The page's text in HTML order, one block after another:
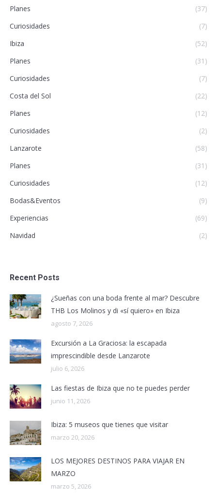
Planes
(37)
Curiosidades
(7)
Ibiza
(52)
Planes
(31)
Curiosidades
(7)
Costa del Sol
(22)
Planes
(12)
Curiosidades
(2)
Lanzarote
(58)
Planes
(31)
Curiosidades
(12)
Bodas&Eventos
(9)
Experiencias
(69)
Navidad
(2)
Recent Posts
¿Sueñas con una boda frente al mar? Descubre
THB Los Molinos y di «sí quiero» en Ibiza
agosto 7, 2026
Excursión a La Graciosa: la escapada
imprescindible desde Lanzarote
julio 6, 2026
Las fiestas de Ibiza que no te puedes perder
junio 11, 2026
Ibiza: 5 museos que tienes que visitar
marzo 20, 2026
LOS MEJORES DESTINOS PARA VIAJAR EN
MARZO
marzo 5, 2026